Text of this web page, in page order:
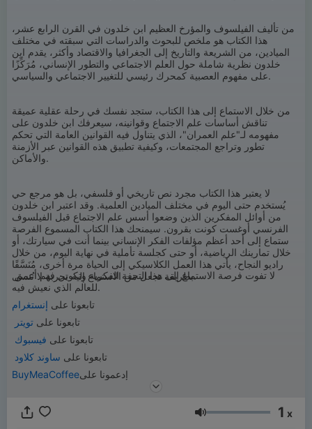
من تأليف الفيلسوف والمؤرخ العظيم ابن خلدون في القرن الرابع عشر،
هذا الكتاب هو ملخص للبحوث والدراسات التي سبقته في مختلف
الميادين، من الشريعة والتاريخ إلى الجغرافيا والاقتصاد وأكثر، يقدم ابن
خلدون نظرية شاملة حول العلم الاجتماعي والتطور الإنساني، مُرَكِّزًا
على مفهوم العصبية كمحرك رئيسي للتغيير الاجتماعي والسياسي.
من خلال الاستماع إلى هذا الكتاب، ستجد نفسك في رحلة عقلية عميقة
تناقش أساسات علم الاجتماع وقوانينه، سيعرفك ابن خلدون على
مفهومه لـ"علم العمران"، الذي يتناول فيه القوانين العامة التي تحكم
تطور وتراجع المجتمعات، وكيفية تطبيق هذه القوانين عبر الأزمنة
والأماكن.
لا يعتبر هذا الكتاب مجرد نص تاريخي أو فلسفي، بل هو مرجع حي
يُستخدم حتى اليوم في مختلف الميادين العلمية. وقد اعتبر ابن خلدون
من أوائل المفكرين الذين وضعوا أسس علم الاجتماع قبل الفيلسوف
الفرنسي أوغست كونت بقرون. سيمنحك هذا الكتاب المسموع الفرصة
للاستماع إلى أحد أعظم مؤلفات الفكر الإنساني بينما أنت في سيارتك، أو
خلال تمارينك الرياضية، أو حتى كجلسة تأملية في نهاية اليوم، من خلال
راديو النجاح، يأتي هذا العمل الكلاسيكي إلى الحياة مرة أخرى، مُنَسَّقًا
بطريقة تجعل من الاستماع إليه تجربة لا تُنسى.
لا تفوت فرصة الاستماع إلى هذا التحفة الفكرية وتكوين فهم أعمق
للعالم الذي نعيش فيه.
تابعونا على إنستغرام
تابعونا على تويتر
تابعونا على فيسبوك
تابعونا على ساوند كلاود
BuyMeaCoffeeإدعمونا على
Äänenvoimakkuus
1 x